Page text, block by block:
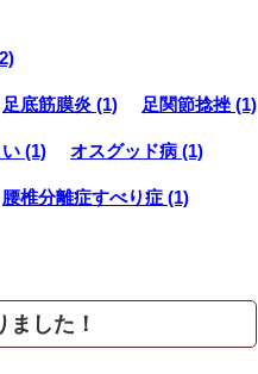
足底筋膜炎 (1) 足関節捻挫 (1)
(1) オスグッド病 (1)
腰椎分離症すべり症 (1)
した！